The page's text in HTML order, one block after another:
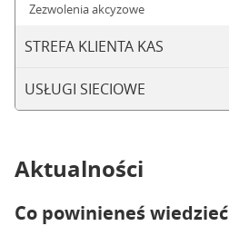
Zezwolenia akcyzowe
STREFA KLIENTA KAS
USŁUGI SIECIOWE
Aktualności
Co powinieneś wiedzieć